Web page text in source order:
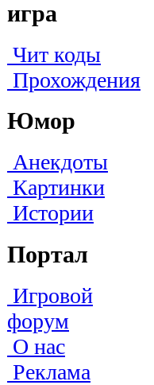
игра
Чит коды
Прохождения
Юмор
Анекдоты
Картинки
Истории
Портал
Игровой
форум
О нас
Реклама